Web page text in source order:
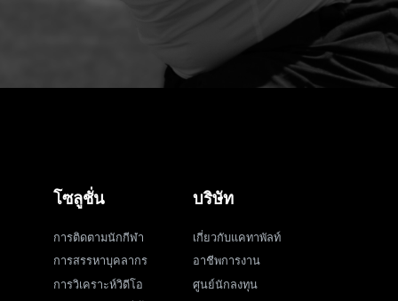
โซลูชั่น
การติดตามนักกีฬา
การสรรหาบุคลากร
การวิเคราะห์วิดีโอ
บริษัท
เกี่ยวกับแคทาพัลท์
อาชีพการงาน
ศูนย์นักลงทุน